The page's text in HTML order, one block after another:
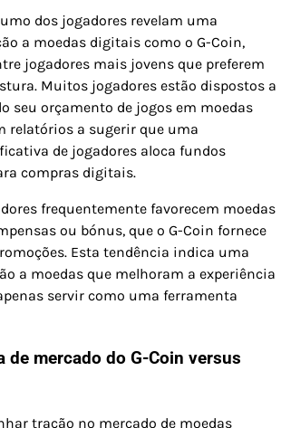
dos jogadores revelam uma
a moedas digitais como o G-Coin,
jogadores mais jovens que preferem
Muitos jogadores estão dispostos a
seu orçamento de jogos em moedas
relatórios a sugerir que uma
de jogadores aloca fundos
compras digitais.
frequentemente favorecem moedas
ou bónus, que o G-Coin fornece
Esta tendência indica uma
a moedas que melhoram a experiência
servir como uma ferramenta
de mercado do G-Coin versus
tração no mercado de moedas